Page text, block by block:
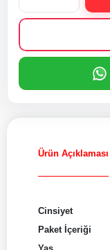
Ürün Açıklaması
Cinsiyet
Paket İçeriği